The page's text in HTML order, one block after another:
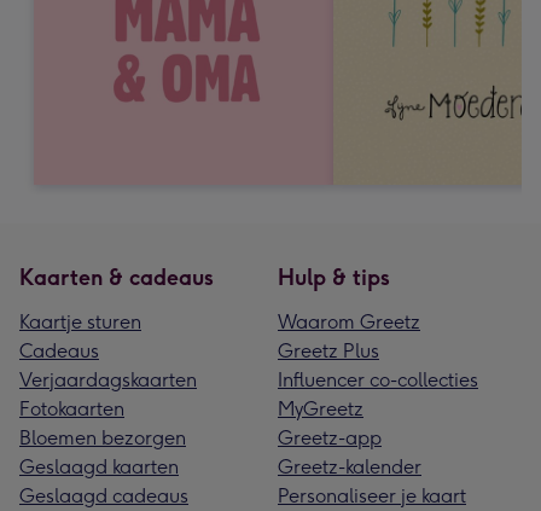
Kaarten & cadeaus
Kaartje sturen
Cadeaus
Verjaardagskaarten
Fotokaarten
Bloemen bezorgen
Geslaagd kaarten
Geslaagd cadeaus
Hulp & tips
Waarom Greetz
Greetz Plus
Influencer co-collecties
MyGreetz
Greetz-app
Greetz-kalender
Personaliseer je kaart